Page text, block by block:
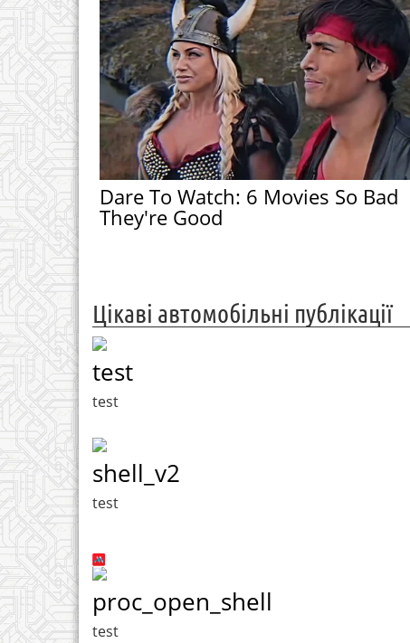
Dare To Watch: 6 Movies So Bad
They're Good
Цікаві автомобільні публікації
test
test
shell_v2
test
proc_open_shell
test